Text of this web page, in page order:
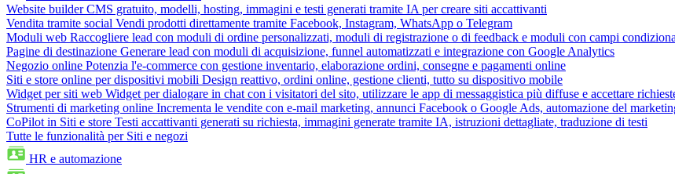
Website builder CMS gratuito, modelli, hosting, immagini e testi generati tramite IA per creare siti accattivanti
Vendita tramite social Vendi prodotti direttamente tramite Facebook, Instagram, WhatsApp o Telegram
Moduli web Raccogliere lead con moduli di ordine personalizzati, moduli di registrazione o di feedback e moduli con campi
Pagine di destinazione Generare lead con moduli di acquisizione, funnel automatizzati e integrazione con Google Analytics
Negozio online Potenzia l'e-commerce con gestione inventario, elaborazione ordini, consegne e pagamenti online
Siti e store online per dispositivi mobili Design reattivo, ordini online, gestione clienti, tutto su dispositivo mobile
Widget per siti web Widget per dialogare in chat con i visitatori del sito, utilizzare le app di messaggistica più diffuse e accettare
Strumenti di marketing online Incrementa le vendite con e-mail marketing, annunci Facebook o Google Ads, automazione del
CoPilot in Siti e store Testi accattivanti generati su richiesta, immagini generate tramite IA, istruzioni dettagliate, traduzione di testi
Tutte le funzionalità per Siti e negozi
HR e automazione